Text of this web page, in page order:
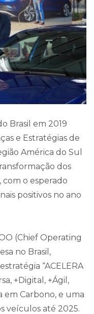
Brasil em 2019
e Estratégias de
América do Sul
dos
com o esperado
positivos no ano
(Chief Operating
no Brasil,
“ACELERA
+Digital, +Ágil,
em Carbono, e uma
veículos até 2025.